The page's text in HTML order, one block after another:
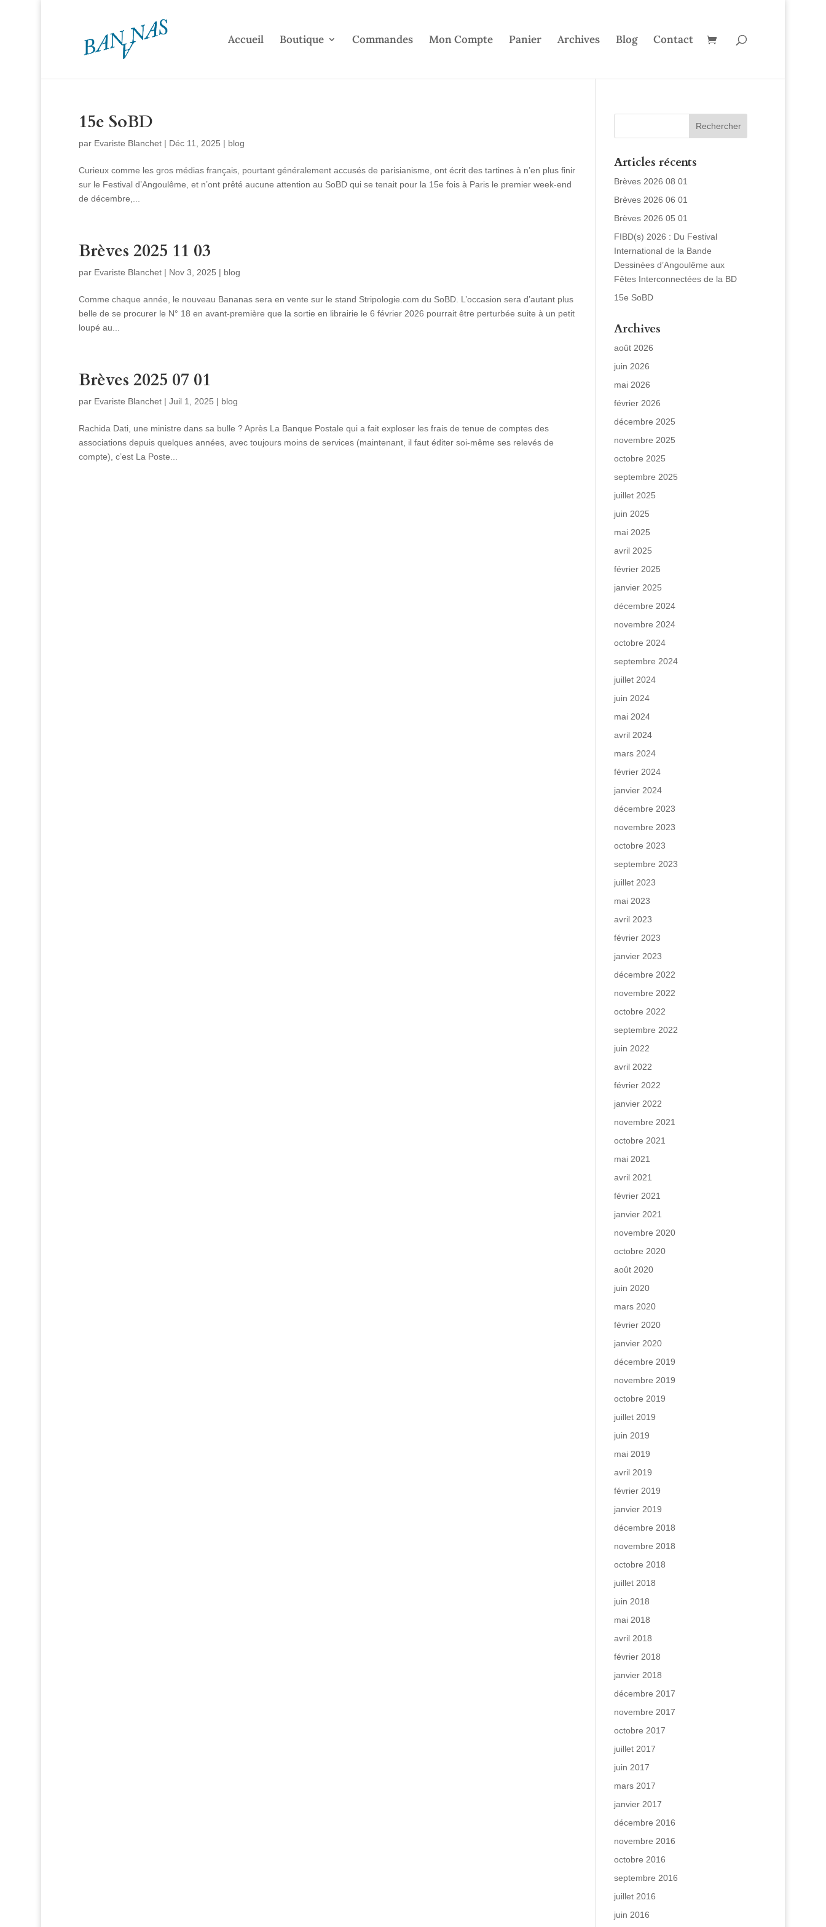
Accueil Boutique Commandes Mon Compte Panier Archives Blog Contact
15e SoBD
par Evariste Blanchet| Déc 11, 2025 | blog
Curieux comme les gros médias français, pourtant généralement accusés de parisianisme, ont écrit des tartines à n’en plus finir
sur le Festival d’Angoulême, et n’ont prêté aucune attention au SoBD qui se tenait pour la 15e fois à Paris le premier week-end
de décembre,...
Brèves 2025 11 03
par Evariste Blanchet| Nov 3, 2025 | blog
Comme chaque année, le nouveau Bananas sera en vente sur le stand Stripologie.com du SoBD. L’occasion sera d’autant plus
belle de se procurer le N° 18 en avant-première que la sortie en librairie le 6 février 2026 pourrait être perturbée suite à un petit
loupé au...
Brèves 2025 07 01
par Evariste Blanchet| Juil 1, 2025 | blog
Rachida Dati, une ministre dans sa bulle ? Après La Banque Postale qui a fait exploser les frais de tenue de comptes des
associations depuis quelques années, avec toujours moins de services (maintenant, il faut éditer soi-même ses relevés de
compte), c’est La Poste...
Articles récents
Brèves 2026 08 01
Brèves 2026 06 01
Brèves 2026 05 01
FIBD(s) 2026 : Du Festival
International de la Bande
Dessinées d’Angoulême aux
Fêtes Interconnectées de la BD
15e SoBD
Archives
août 2026
juin 2026
mai 2026
février 2026
décembre 2025
novembre 2025
octobre 2025
septembre 2025
juillet 2025
juin 2025
mai 2025
avril 2025
février 2025
janvier 2025
décembre 2024
novembre 2024
octobre 2024
septembre 2024
juillet 2024
juin 2024
mai 2024
avril 2024
mars 2024
février 2024
janvier 2024
décembre 2023
novembre 2023
octobre 2023
septembre 2023
juillet 2023
mai 2023
avril 2023
février 2023
janvier 2023
décembre 2022
novembre 2022
octobre 2022
septembre 2022
juin 2022
avril 2022
février 2022
janvier 2022
novembre 2021
octobre 2021
mai 2021
avril 2021
février 2021
janvier 2021
novembre 2020
octobre 2020
août 2020
juin 2020
mars 2020
février 2020
janvier 2020
décembre 2019
novembre 2019
octobre 2019
juillet 2019
juin 2019
mai 2019
avril 2019
février 2019
janvier 2019
décembre 2018
novembre 2018
octobre 2018
juillet 2018
juin 2018
mai 2018
avril 2018
février 2018
janvier 2018
décembre 2017
novembre 2017
octobre 2017
juillet 2017
juin 2017
mars 2017
janvier 2017
décembre 2016
novembre 2016
octobre 2016
septembre 2016
juillet 2016
juin 2016